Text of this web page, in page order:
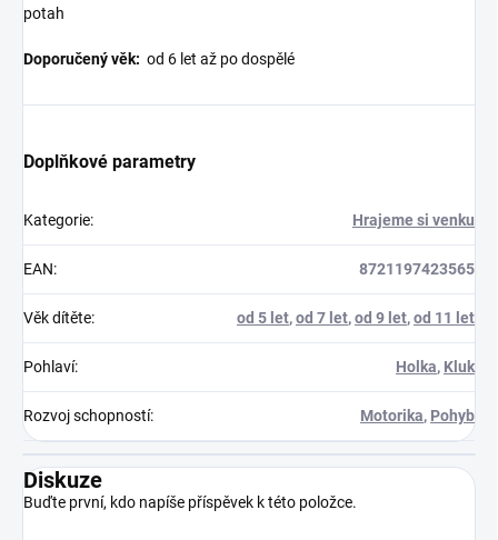
potah
Doporučený věk: od 6 let až po dospělé
Doplňkové parametry
Kategorie: Hrajeme si venku
EAN: 8721197423565
Věk dítěte: od 5 let,od 7 let,od 9 let,od 11 let
Pohlaví: Holka, Kluk
Rozvoj schopností: Motorika, Pohyb
Diskuze
Buďte první, kdo napíše příspěvek k této položce.